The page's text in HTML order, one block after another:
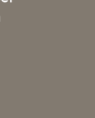
swoje